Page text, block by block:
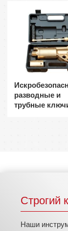
разводные и
трубные
Строгий
Наши